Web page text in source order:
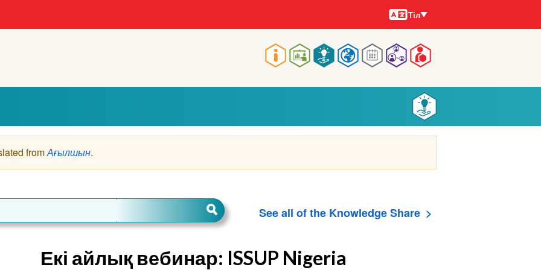
Main
navigation
Тілдер
Тіл
fromАғылшын.
See all of the Knowledge Share
Екі айлық вебинар: ISSUP Nigeria